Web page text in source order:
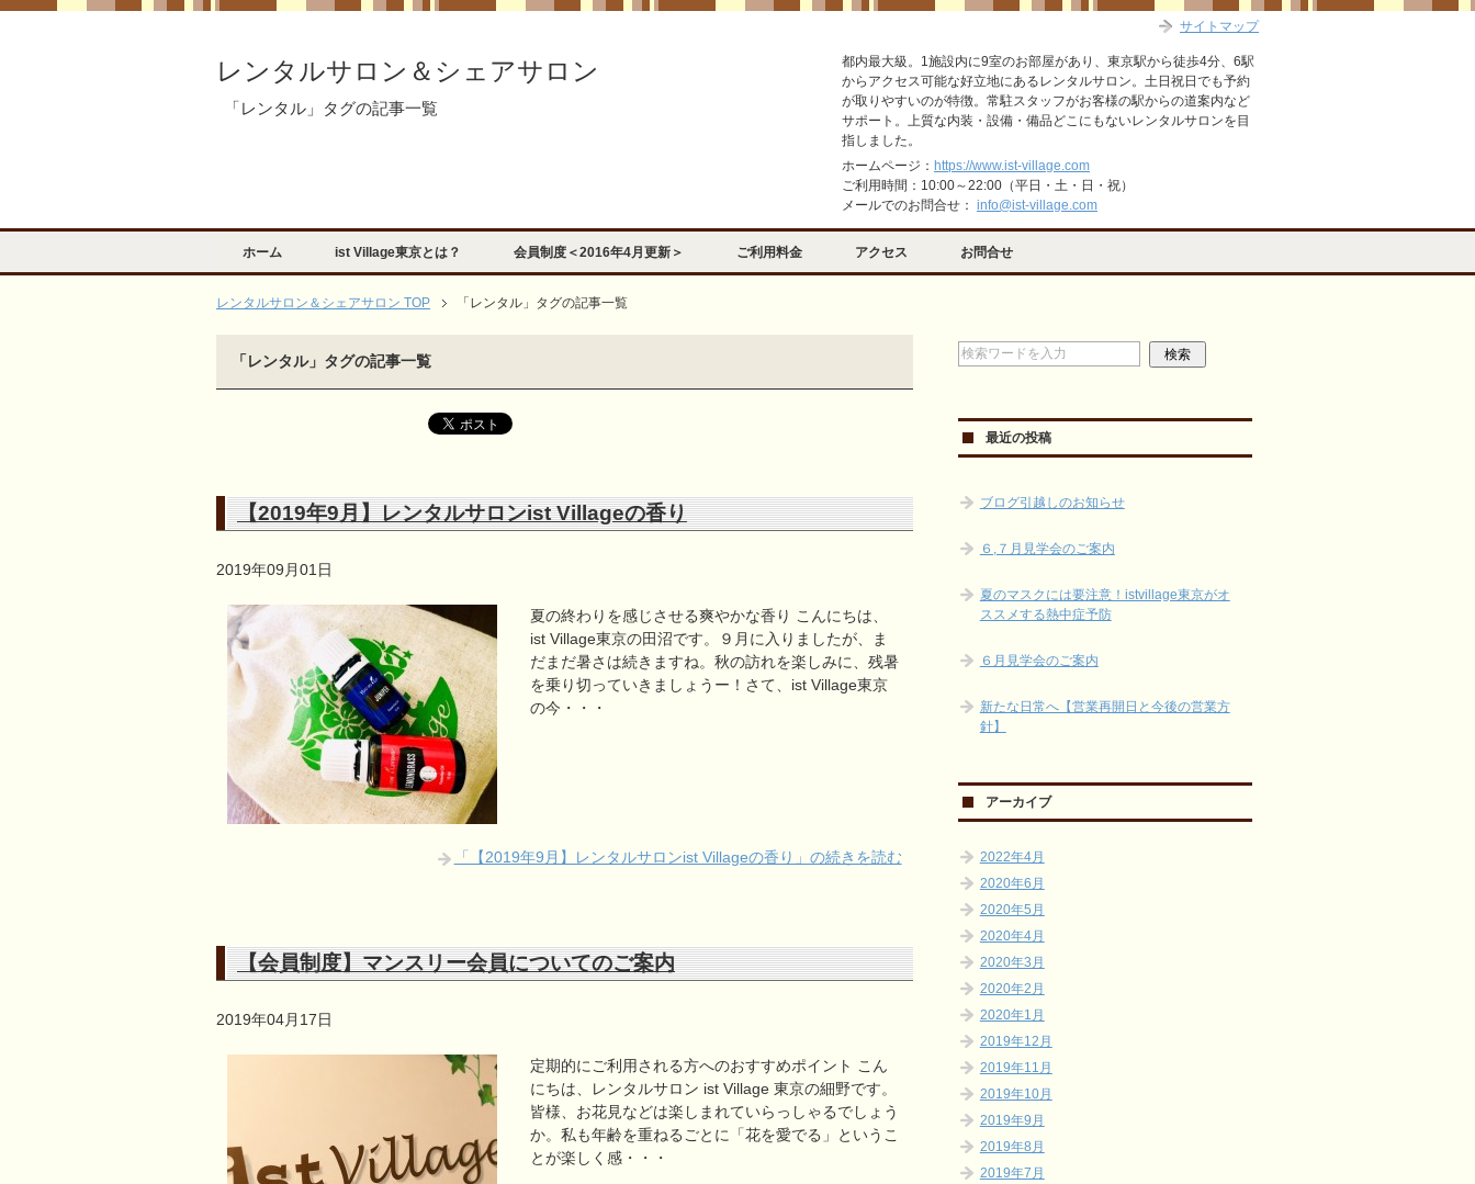
レンタルサロン＆シェアサロン
「レンタル」タグの記事一覧
都内最大級。1施設内に9室のお部屋があり、東京駅から徒歩4分、6駅
からアクセス可能な好立地にあるレンタルサロン。土日祝日でも予約
が取りやすいのが特徴。常駐スタッフがお客様の駅からの道案内など
サポート。上質な内装・設備・備品どこにもないレンタルサロンを目
指しました。
ホームページ： https://www.ist-village.com
ご利用時間：10:00～22:00（平日・土・日・祝）
メールでのお問合せ： info@ist-village.com
ホーム ist Village東京とは？ 会員制度＜2016年4月更新＞ ご利用料金 アクセス お問合せ
レンタルサロン＆シェアサロン TOP 「レンタル」タグの記事一覧
「レンタル」タグの記事一覧
【2019年9月】レンタルサロンist Villageの香り
2019年09月01日
夏の終わりを感じさせる爽やかな香り こんにちは、
ist Village東京の田沼です。９月に入りましたが、ま
だまだ暑さは続きますね。秋の訪れを楽しみに、残暑
を乗り切っていきましょうー！さて、ist Village東京
の今・・・
「【2019年9月】レンタルサロンist Villageの香り」の続きを読む
【会員制度】マンスリー会員についてのご案内
2019年04月17日
定期的にご利用される方へのおすすめポイント こん
にちは、レンタルサロン ist Village 東京の細野です。
皆様、お花見などは楽しまれていらっしゃるでしょう
か。私も年齢を重ねるごとに「花を愛でる」というこ
とが楽しく感・・・
最近の投稿
ブログ引越しのお知らせ
６,７月見学会のご案内
夏のマスクには要注意！istvillage東京がオ
ススメする熱中症予防
６月見学会のご案内
新たな日常へ【営業再開日と今後の営業方
針】
アーカイブ
2022年4月
2020年6月
2020年5月
2020年4月
2020年3月
2020年2月
2020年1月
2019年12月
2019年11月
2019年10月
2019年9月
2019年8月
2019年7月
サイトマップ